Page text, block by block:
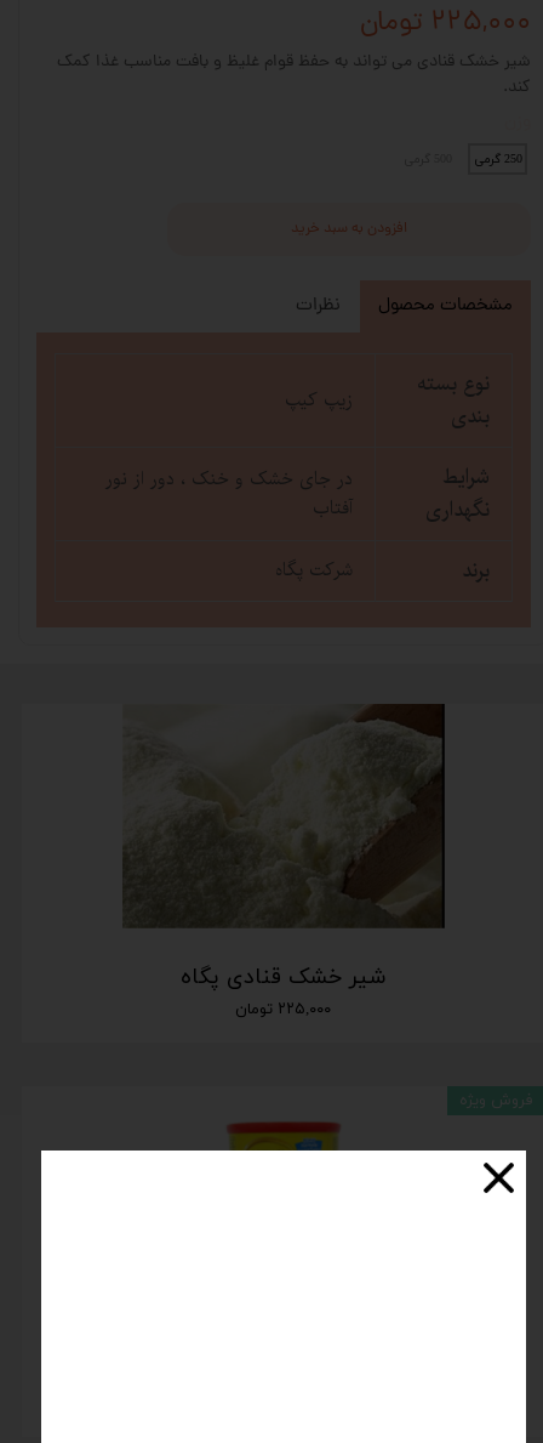
۲۲۵,۰۰۰ تومان
شیر خشک قنادی می تواند به حفظ قوام غلیظ و بافت مناسب غذا کمک
کند.
250 گرمی
افزودن به سبد خرید
مشخصات محصول نظرات
نوع بسته
بندی
زیپ کیپ
شرایط
نگهداری
در جای خشک و خنک ، دور از نور
آفتاب
برند شرکت پگاه
شیر خشک قنادی پگاه
۲۲۵,۰۰۰ تومان
فروش ویژه